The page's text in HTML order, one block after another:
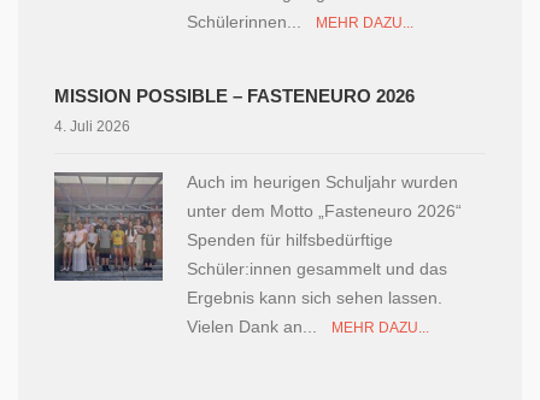
Schülerinnen...
MEHR DAZU...
MISSION POSSIBLE – FASTENEURO 2026
4. Juli 2026
Auch im heurigen Schuljahr wurden
unter dem Motto „Fasteneuro 2026“
Spenden für hilfsbedürftige
Schüler:innen gesammelt und das
Ergebnis kann sich sehen lassen.
Vielen Dank an...
MEHR DAZU...